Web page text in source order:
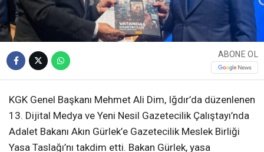
ABONE OL
KGK Genel Başkanı Mehmet Ali Dim, Iğdır’da düzenlenen
13. Dijital Medya ve Yeni Nesil Gazetecilik Çalıştayı’nda
Adalet Bakanı Akın Gürlek’e Gazetecilik Meslek Birliği
Yasa Taslağı’nı takdim etti. Bakan Gürlek, yasa